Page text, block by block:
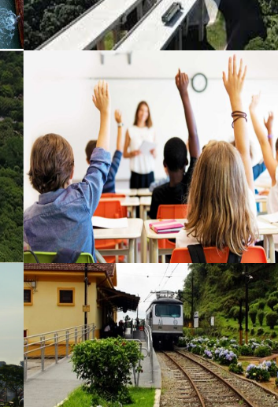
Educação - Novas Escolas (Lotes
Oeste e Leste)
Complexo Turístico da Estrada de
Ferro Campos do Jordão - EFCJ